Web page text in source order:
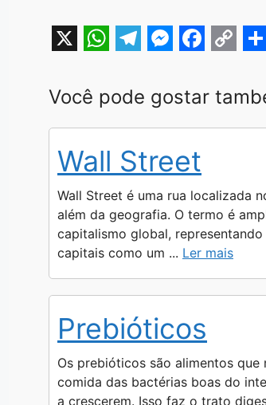
h
a
s
A
p
p
e
l
g
r
a
m
e
s
e
n
g
e
r
a
c
b
o
o
k
o
p
i
n
k
h
a
Você pode gostar
Wall Street
Wall Street é uma rua localizada
além da geografia. O termo é
capitalismo global,
capitais como um ... Ler mais
Prebióticos
Os prebióticos são alimentos que
comida das bactérias boas do
a crescerem. Isso faz o trato